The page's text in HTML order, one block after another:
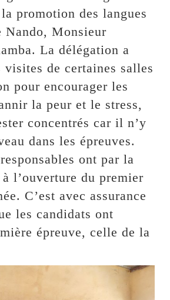
promotion des langues
Nando, Monsieur
La délégation a
visites de certaines salles
pour encourager les
la peur et le stress,
concentrés car il n’y
dans les épreuves.
ont par la
l’ouverture du premier
C’est avec assurance
les candidats ont
épreuve, celle de la